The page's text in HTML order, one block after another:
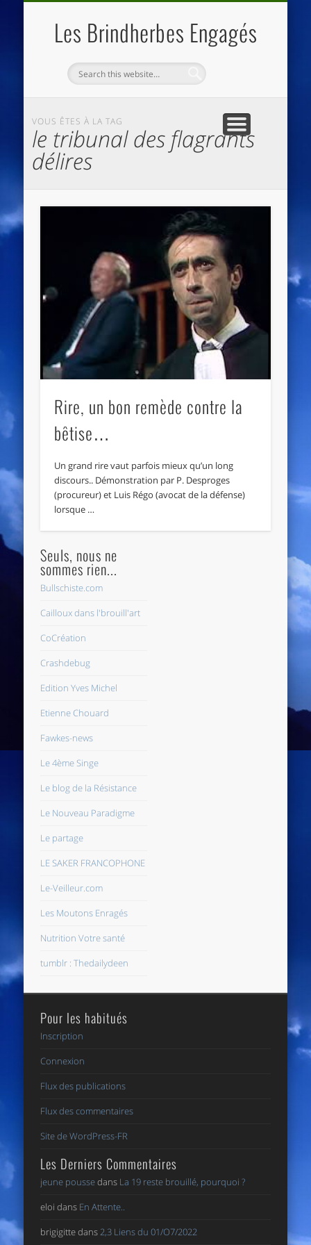
Les Brindherbes Engagés
VOUS ÊTES À LA TAG
le tribunal des flagrants
délires
Rire, un bon remède contre la
bêtise…
Un grand rire vaut parfois mieux qu’un long
discours.. Démonstration par P. Desproges
(procureur) et Luis Régo (avocat de la défense)
lorsque …
Seuls, nous ne
sommes rien...
Bullschiste.com
Cailloux dans l'brouill'art
CoCréation
Crashdebug
Edition Yves Michel
Etienne Chouard
Fawkes-news
Le 4ème Singe
Le blog de la Résistance
Le Nouveau Paradigme
Le partage
LE SAKER FRANCOPHONE
Le-Veilleur.com
Les Moutons Enragés
Nutrition Votre santé
tumblr : Thedailydeen
Pour les habitués
Inscription
Connexion
Flux des publications
Flux des commentaires
Site de WordPress-FR
Les Derniers Commentaires
jeune poussedans La 19 reste brouillé, pourquoi ?
eloi dans En Attente..
brigigittedans2,3 Liens du 01/O7/2022